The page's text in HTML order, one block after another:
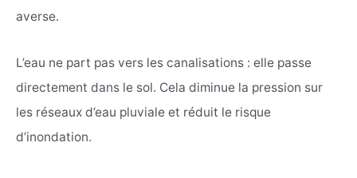
averse.
L’eau ne part pas vers les canalisations : elle passe
directement dans le sol. Cela diminue la pression sur
les réseaux d’eau pluviale et réduit le risque
d’inondation.